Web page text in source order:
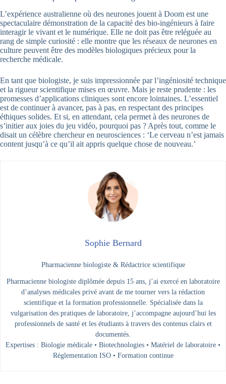
L’expérience australienne où des neurones jouent à Doom est une
spectaculaire démonstration de la capacité des bio-ingénieurs à faire
interagir le vivant et le numérique. Elle ne doit pas être reléguée au
rang de simple curiosité : elle montre que les réseaux de neurones en
culture peuvent être des modèles biologiques précieux pour la
recherche médicale.
En tant que biologiste, je suis impressionnée par l’ingéniosité technique
et la rigueur scientifique mises en œuvre. Mais je reste prudente : les
promesses d’applications cliniques sont encore lointaines. L’essentiel
est de continuer à avancer, pas à pas, en respectant des principes
éthiques solides. Et si, en attendant, cela permet à des neurones de
s’initier aux joies du jeu vidéo, pourquoi pas ? Après tout, comme le
disait un célèbre chercheur en neurosciences : ‘Le cerveau n’est jamais
content jusqu’à ce qu’il ait appris quelque chose de nouveau.’
Sophie Bernard
Pharmacienne biologiste & Rédactrice scientifique
Pharmacienne biologiste diplômée depuis 15 ans, j’ai exercé en laboratoire
d’analyses médicales privé avant de me tourner vers la rédaction
scientifique et la formation professionnelle. Spécialisée dans la
vulgarisation des pratiques de laboratoire, j’accompagne aujourd’hui les
professionnels de santé et les étudiants à travers des contenus clairs et
documentés.
Expertises : Biologie médicale • Biotechnologies • Matériel de laboratoire •
Réglementation ISO • Formation continue